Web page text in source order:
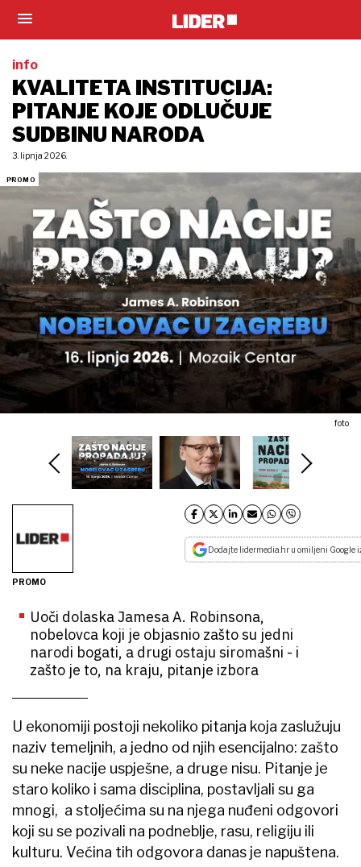
info
KVALITETA INSTITUCIJA:
PITANJE KOJE ODLUČUJE
SUDBINU NARODA
3. lipnja 2026.
foto
PROMO
Dodajte lidermedia.hr u omiljeni Google
Uoči dolaska Jamesa A. Robinsona,
nobelovca koji je objasnio zašto su jedni
narodi bogati, a drugi ostaju siromašni - i
zašto je to, na kraju, pitanje izbora
U ekonomiji postoji nekoliko pitanja koja zaslužuju
naziv temeljnih, a jedno od njih esencijalno: zašto
su neke nacije uspješne, a druge nisu. Pitanje je
staro koliko i sama disciplina, postavljali su ga
mnogi, a stoljećima su na njega nuđeni odgovori
koji su se pozivali na podneblje, rasu, religiju ili
kulturu. Većina tih odgovora danas je napuštena.